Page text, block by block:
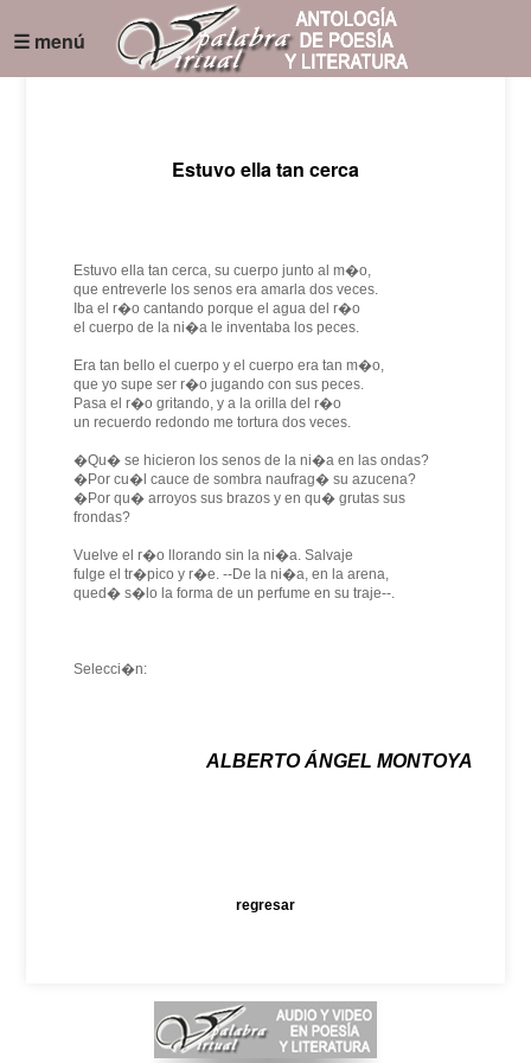
☰ menú
Estuvo ella tan cerca
Estuvo ella tan cerca, su cuerpo junto al m�o,
que entreverle los senos era amarla dos veces.
Iba el r�o cantando porque el agua del r�o
el cuerpo de la ni�a le inventaba los peces.
Era tan bello el cuerpo y el cuerpo era tan m�o,
que yo supe ser r�o jugando con sus peces.
Pasa el r�o gritando, y a la orilla del r�o
un recuerdo redondo me tortura dos veces.
�Qu� se hicieron los senos de la ni�a en las ondas?
�Por cu�l cauce de sombra naufrag� su azucena?
�Por qu� arroyos sus brazos y en qu� grutas sus
frondas?
Vuelve el r�o llorando sin la ni�a. Salvaje
fulge el tr�pico y r�e. --De la ni�a, en la arena,
qued� s�lo la forma de un perfume en su traje--.
Selecci�n:
ALBERTO ÁNGEL MONTOYA
regresar